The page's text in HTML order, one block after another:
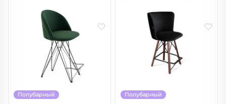
Полубарный Полубарный